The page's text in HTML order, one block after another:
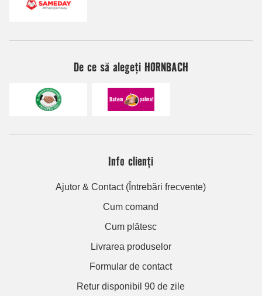
De ce să alegeți HORNBACH
Info clienți
Ajutor & Contact (Întrebări frecvente)
Cum comand
Cum plătesc
Livrarea produselor
Formular de contact
Retur disponibil 90 de zile